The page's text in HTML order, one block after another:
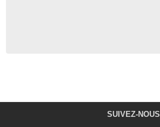
SUIVEZ-NOUS